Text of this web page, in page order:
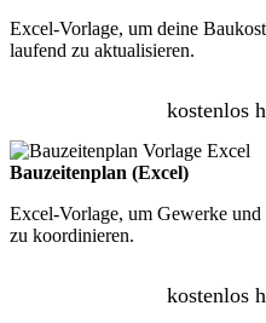
Excel-Vorlage, um deine
laufend zu aktualisieren.
kostenlos
Bauzeitenplan (Excel)
Excel-Vorlage, um Gewerke
zu koordinieren.
kostenlos